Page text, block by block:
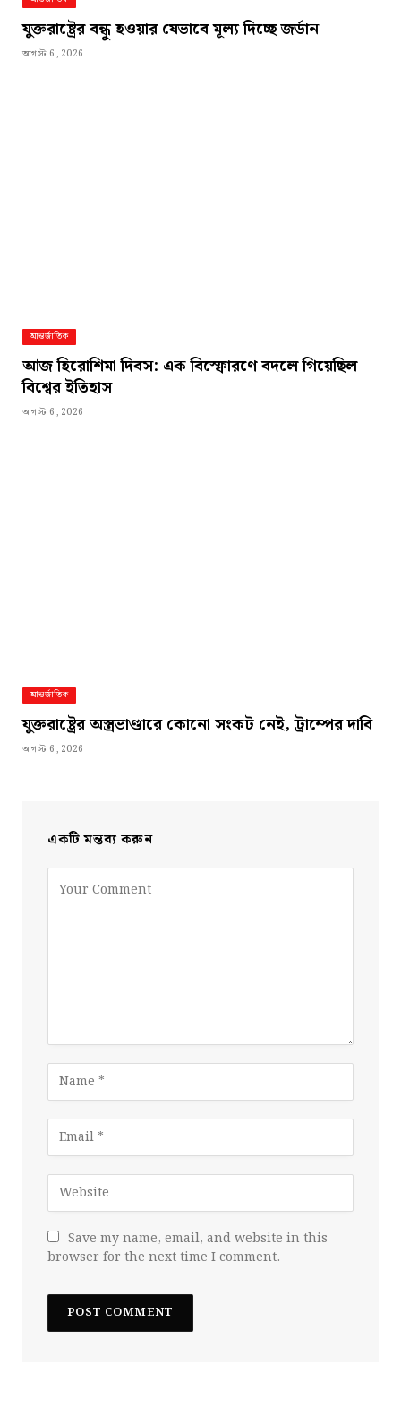
যুক্তরাষ্ট্রের বন্ধু হওয়ার যেভাবে মূল্য দিচ্ছে জর্ডান
আগস্ট 6, 2026
আন্তর্জাতিক
আজ হিরোশিমা দিবস: এক বিস্ফোরণে বদলে গিয়েছিল
বিশ্বের ইতিহাস
আগস্ট 6, 2026
আন্তর্জাতিক
যুক্তরাষ্ট্রের অস্ত্রভাণ্ডারে কোনো সংকট নেই, ট্রাম্পের দাবি
আগস্ট 6, 2026
একটি মন্তব্য করুন
Save my name, email, and website in this
browser for the next time I comment.